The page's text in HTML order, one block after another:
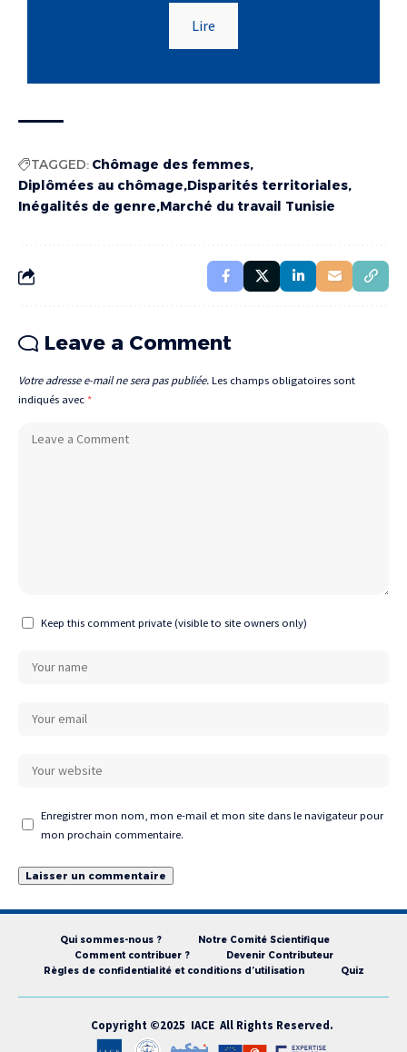
Lire
TAGGED: Chômage des femmes
Diplômées au chômage Disparités territoriales
Inégalités de genre Marché du travail Tunisie
Leave a Comment
Votre adresse e-mail ne sera pas publiée. Les champs obligatoires sont
indiqués avec *
Keep this comment private (visible to site owners only)
Enregistrer mon nom, mon e-mail et mon site dans le navigateur pour
mon prochain commentaire.
Qui sommes-nous ?
Notre Comité Scientifique
Comment contribuer ?
Devenir Contributeur
Règles de confidentialité et conditions d’utilisation
Quiz
Copyright ©2025 IACE All Rights Reserved.